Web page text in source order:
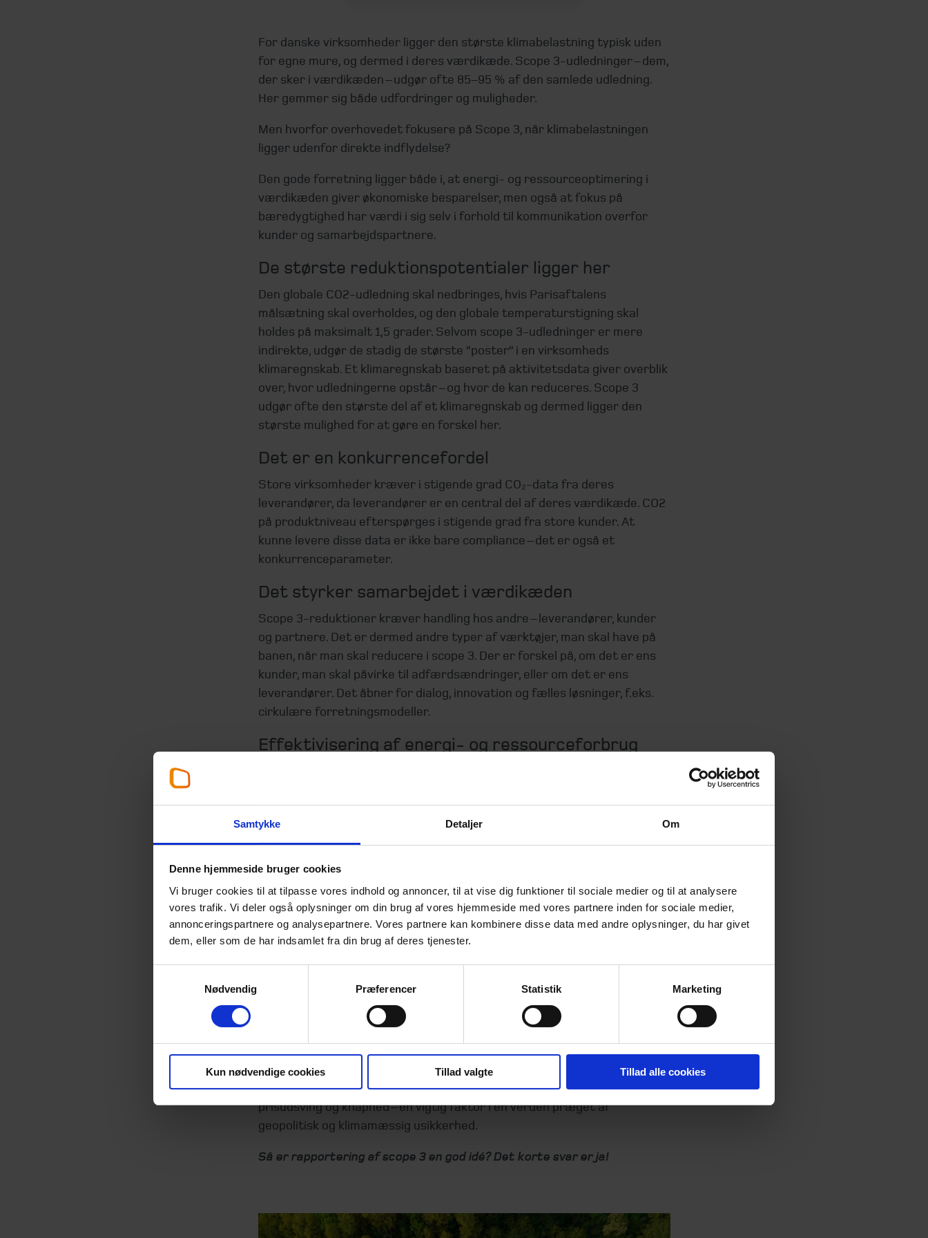
Samtykke Detaljer Om
Denne hjemmeside bruger cookies
Vi bruger cookies til at tilpasse vores indhold og annoncer, til at vise dig funktioner til sociale medier og til at analysere
vores trafik. Vi deler også oplysninger om din brug af vores hjemmeside med vores partnere inden for sociale medier,
annonceringspartnere og analysepartnere. Vores partnere kan kombinere disse data med andre oplysninger, du har givet
dem, eller som de har indsamlet fra din brug af deres tjenester.
Nødvendig
Præferencer Statistik Marketing
Kun nødvendige cookies Tillad valgte Tillad alle cookies
For danske virksomheder ligger den største klimabelastning typisk uden
for egne mure, og dermed i deres værdikæde. Scope 3-udledninger – dem,
der sker i værdikæden – udgør ofte 85–95 % af den samlede udledning.
Her gemmer sig både udfordringer og muligheder.
Men hvorfor overhovedet fokusere på Scope 3, når klimabelastningen
ligger udenfor direkte indflydelse?
Den gode forretning ligger både i, at energi- og ressourceoptimering i
værdikæden giver økonomiske besparelser, men også at fokus på
bæredygtighed har værdi i sig selv i forhold til kommunikation overfor
kunder og samarbejdspartnere.
De største reduktionspotentialer ligger her
Den globale CO2-udledning skal nedbringes, hvis Parisaftalens
målsætning skal overholdes, og den globale temperaturstigning skal
holdes på maksimalt 1,5 grader. Selvom scope 3-udledninger er mere
indirekte, udgør de stadig de største ”poster” i en virksomheds
klimaregnskab. Et klimaregnskab baseret på aktivitetsdata giver overblik
over, hvor udledningerne opstår – og hvor de kan reduceres. Scope 3
udgør ofte den største del af et klimaregnskab og dermed ligger den
største mulighed for at gøre en forskel her.
Det er en konkurrencefordel
Store virksomheder kræver i stigende grad CO₂-data fra deres
leverandører, da leverandører er en central del af deres værdikæde. CO2
på produktniveau efterspørges i stigende grad fra store kunder. At
kunne levere disse data er ikke bare compliance – det er også et
konkurrenceparameter.
Det styrker samarbejdet i værdikæden
Scope 3-reduktioner kræver handling hos andre – leverandører, kunder
og partnere. Det er dermed andre typer af værktøjer, man skal have på
banen, når man skal reducere i scope 3. Der er forskel på, om det er ens
kunder, man skal påvirke til adfærdsændringer, eller om det er ens
leverandører. Det åbner for dialog, innovation og fælles løsninger, f.eks.
cirkulære forretningsmodeller.
Effektivisering af energi- og ressourceforbrug
hver scope 3-udledning ligger dermed en anden virksomheds udledning i
scope 1 og 2, MEN også et ressourceforbrug.
gennem affaldsminimering og cirkulære materialestrømme. Ressourcer
og energi koster penge, og formår man at optimere på begge dele, er der
både miljømæssige, klimamæssige og økonomiske omkostninger at spare.
energikrævende processer i værdikæden.
Reduktion af risici og øget robusthed
Scope 3-udledninger kan være forbundet med energiintensive
leverandører. Ved at reducere afhængigheden af CO₂-tunge processer
og knappe naturressourcer bliver virksomheden mindre sårbar over for
prisudsving og knaphed – en vigtig faktor i en verden præget af
geopolitisk og klimamæssig usikkerhed.
Så er rapportering af scope 3 en god idé? Det korte svar er ja!